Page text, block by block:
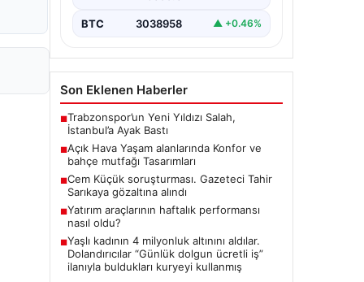
BTC 3038958 ▲ +0.46%
Son Eklenen Haberler
■Trabzonspor’un Yeni Yıldızı Salah,
İstanbul’a Ayak Bastı
■Açık Hava Yaşam alanlarında Konfor ve
bahçe mutfağı Tasarımları
■Cem Küçük soruşturması. Gazeteci Tahir
Sarıkaya gözaltına alındı
■Yatırım araçlarının haftalık performansı
nasıl oldu?
■Yaşlı kadının 4 milyonluk altınını aldılar.
Dolandırıcılar “Günlük dolgun ücretli iş”
ilanıyla buldukları kuryeyi kullanmış